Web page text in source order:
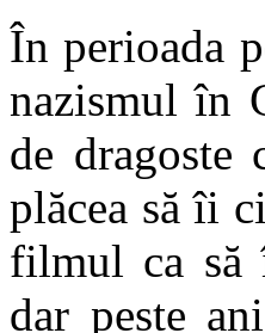
În perioada
nazismul în
de dragoste
plăcea să îi
filmul ca să
dar peste